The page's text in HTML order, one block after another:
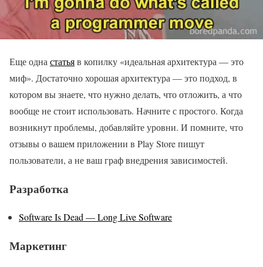
Еще одна статьяв копилку «идеальная архитектура — это
миф». Достаточно хорошая архитектура — это подход, в
котором вы знаете, что нужно делать, что отложить, а что
вообще не стоит использовать. Начните с простого. Когда
возникнут проблемы, добавляйте уровни. И помните, что
отзывы о вашем приложении в Play Store пишут
пользователи, а не ваш граф внедрения зависимостей.
Разработка
Software Is Dead — Long Live Software
Маркетинг